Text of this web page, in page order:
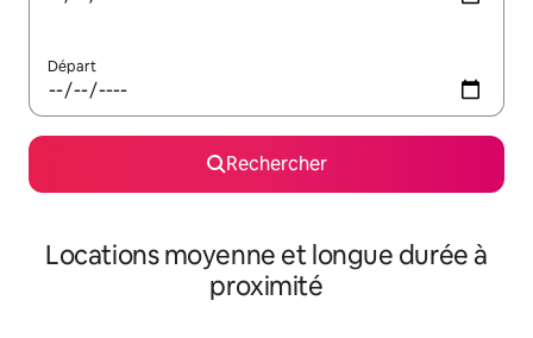
Départ
Rechercher
Locations moyenne et longue durée à
proximité